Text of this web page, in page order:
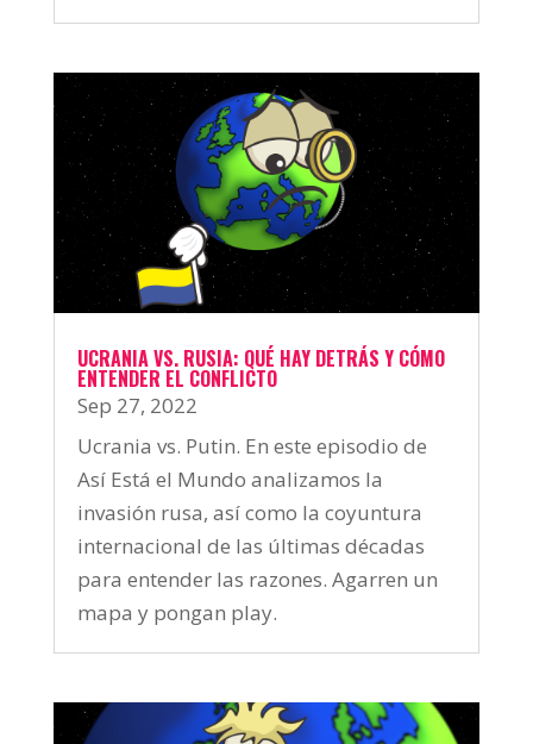
UCRANIA VS. RUSIA: QUÉ HAY DETRÁS Y CÓMO
ENTENDER EL CONFLICTO
Sep 27, 2022
Ucrania vs. Putin. En este episodio de
Así Está el Mundo analizamos la
invasión rusa, así como la coyuntura
internacional de las últimas décadas
para entender las razones. Agarren un
mapa y pongan play.